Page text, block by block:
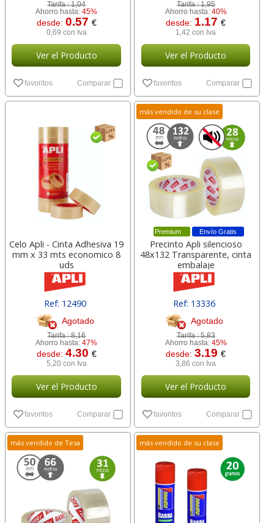
Tarifa :1,04
Ahorro hasta:45%
desde: 0.57 €
0,69 con Iva
Ver el Producto
favoritos Comparar
Tarifa :1,95
Ahorro hasta: 40%
desde: 1.17€
1,42 con Iva
Ver el Producto
favoritos Comparar
Celo Apli - Cinta Adhesiva 19
mm x 33 mts economico 8
uds
Ref: 12490
Agotado
Tarifa :8,16
Ahorro hasta:47%
desde: 4.30 €
5,20 con Iva
Ver el Producto
favoritos Comparar
más vendido de su clase
Envío Gratis
Premium
Precinto Apli silencioso
48x132 Transparente, cinta
embalaje
Ref: 13336
Agotado
Tarifa :5,83
Ahorro hasta: 45%
desde:3.19€
3,86 con Iva
Ver el Producto
favoritos Comparar
más vendido de Tesa más vendido de su clase